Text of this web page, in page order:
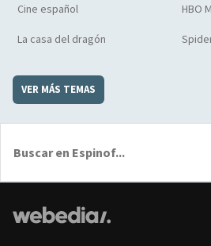
Cine español HBO
La casa del dragón
VER MÁS TEMAS